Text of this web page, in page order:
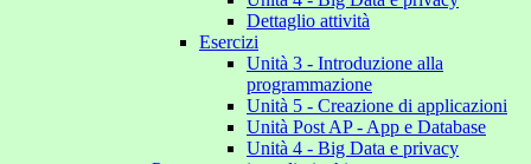
Dettaglio attività
Esercizi
Unità 3 - Introduzione alla
programmazione
Unità 5 - Creazione di applicazioni
Unità Post AP - App e Database
Unità 4 - Big Data e privacy